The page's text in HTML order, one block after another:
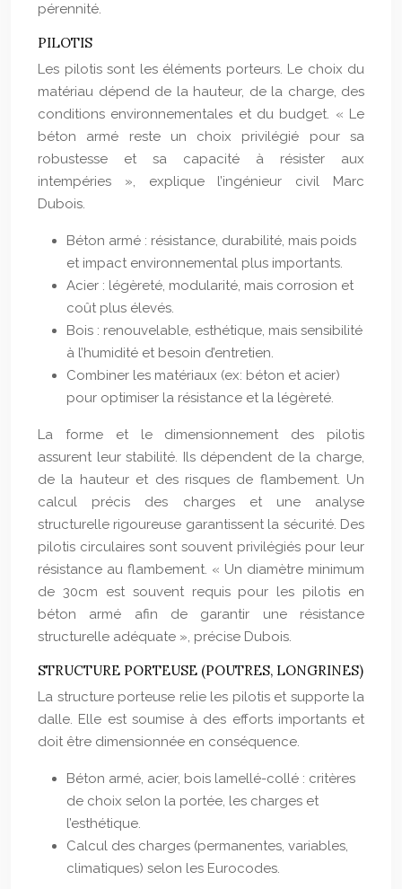
pérennité.
PILOTIS
Les pilotis sont les éléments porteurs. Le choix du
matériau dépend de la hauteur, de la charge, des
conditions environnementales et du budget. « Le
béton armé reste un choix privilégié pour sa
robustesse et sa capacité à résister aux
intempéries », explique l’ingénieur civil Marc
Dubois.
Béton armé : résistance, durabilité, mais poids
et impact environnemental plus importants.
Acier : légèreté, modularité, mais corrosion et
coût plus élevés.
Bois : renouvelable, esthétique, mais sensibilité
à l’humidité et besoin d’entretien.
Combiner les matériaux (ex: béton et acier)
pour optimiser la résistance et la légèreté.
La forme et le dimensionnement des pilotis
assurent leur stabilité. Ils dépendent de la charge,
de la hauteur et des risques de flambement. Un
calcul précis des charges et une analyse
structurelle rigoureuse garantissent la sécurité. Des
pilotis circulaires sont souvent privilégiés pour leur
résistance au flambement. « Un diamètre minimum
de 30cm est souvent requis pour les pilotis en
béton armé afin de garantir une résistance
structurelle adéquate », précise Dubois.
STRUCTURE PORTEUSE (POUTRES, LONGRINES)
La structure porteuse relie les pilotis et supporte la
dalle. Elle est soumise à des efforts importants et
doit être dimensionnée en conséquence.
Béton armé, acier, bois lamellé-collé : critères
de choix selon la portée, les charges et
l’esthétique.
Calcul des charges (permanentes, variables,
climatiques) selon les Eurocodes.